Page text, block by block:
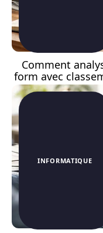
Comment
form avec
INFORMATIQUE